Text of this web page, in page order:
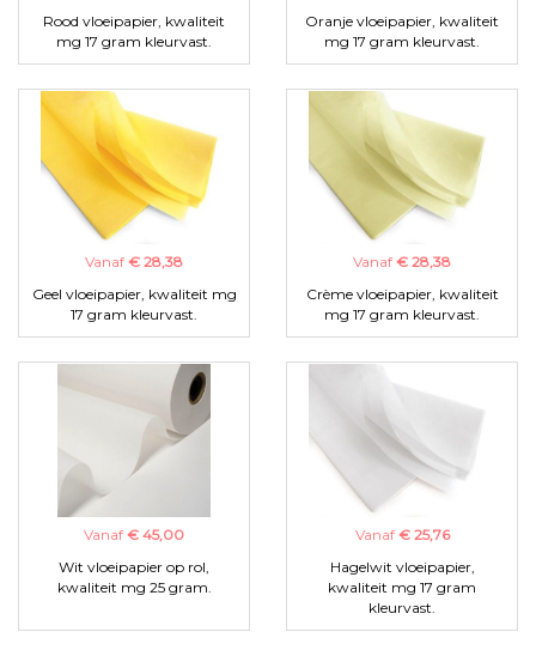
Rood vloeipapier, kwaliteit
mg 17 gram kleurvast.
Oranje vloeipapier, kwaliteit
mg 17 gram kleurvast.
Vanaf € 28,38
Geel vloeipapier, kwaliteit mg
17 gram kleurvast.
Vanaf € 28,38
Crème vloeipapier, kwaliteit
mg 17 gram kleurvast.
Vanaf € 45,00
Wit vloeipapier op rol,
kwaliteit mg 25 gram.
Vanaf € 25,76
Hagelwit vloeipapier,
kwaliteit mg 17 gram
kleurvast.